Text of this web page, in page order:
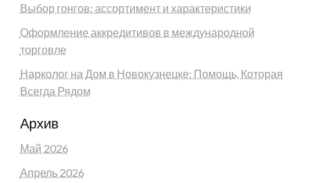
Выбор гонгов: ассортимент и характеристики
Оформление аккредитивов в международной
торговле
Нарколог на Дом в Новокузнецке: Помощь, Которая
Всегда Рядом
Архив
Май 2026
Апрель 2026